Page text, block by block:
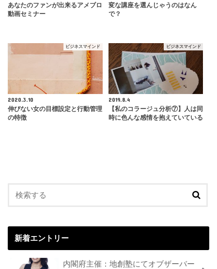
あなたのファンが出来るアメブロ
動画セミナー
変な講座を選んじゃうのはなん
で？
ビジネスマインド
2020.3.10
伸びない女の目標設定と行動管理
の特徴
ビジネスマインド
2019.8.4
【私のコラージュ分析⑦】人は同
時に色んな感情を抱えていている
新着エントリー
内閣府主催：地創塾にてオブザーバー